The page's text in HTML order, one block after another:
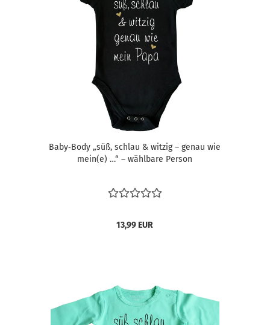
Baby‑Body „süß, schlau & witzig – genau wie
mein(e) …“ – wählbare Person
13,99 EUR